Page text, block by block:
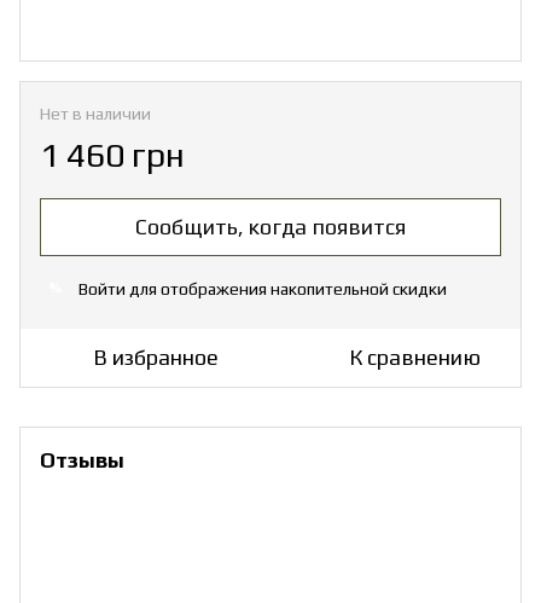
Нет в наличии
1 460 грн
Сообщить, когда появится
Войти для отображения накопительной скидки
В избранное К сравнению
Отзывы